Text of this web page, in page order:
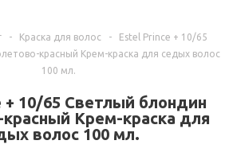
- Краска для волос -
Estel Prince + 10/65
красный Крем-краска для седых волос
100 мл.
+ 10/65 Светлый блондин
Крем-краска для
волос 100 мл.